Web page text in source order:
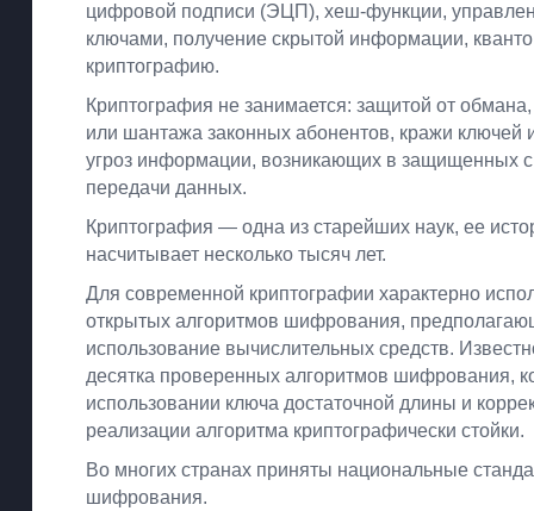
цифровой подписи (ЭЦП), хеш-функции,
ключами, получение скрытой информации,
криптографию.
Криптография не занимается: защитой от
или шантажа законных абонентов, кражи ключей
угроз информации, возникающих в защищенных
передачи данных.
Криптография — одна из старейших наук, ее
насчитывает несколько тысяч лет.
Для современной криптографии характерно
открытых алгоритмов шифрования,
использование вычислительных средств.
десятка проверенных алгоритмов шифрования,
использовании ключа достаточной длины и
реализации алгоритма криптографически стойки.
Во многих странах приняты национальные
шифрования.